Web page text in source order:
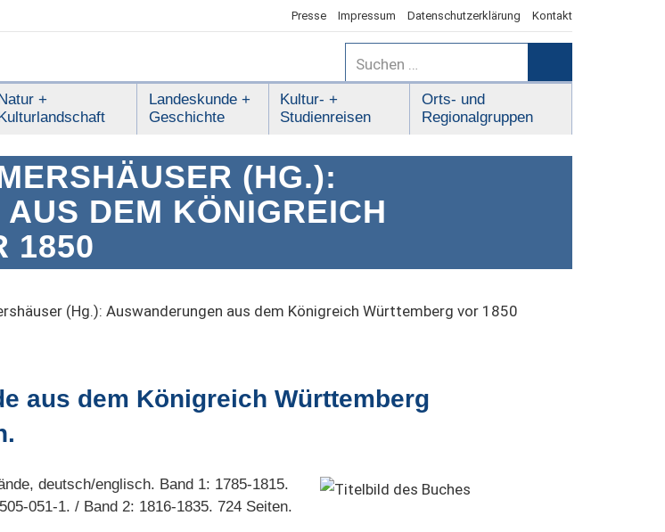
Presse Impressum Datenschutzerklärung Kontakt
Suchen
nach:
+
Landeskunde +
Geschichte
Kultur- +
Studienreisen
Orts- und
Regionalgruppen
(HG.):
DEM KÖNIGREICH
1850
(Hg.): Auswanderungen aus dem Königreich Württemberg vor 1850
aus dem Königreich Württemberg
deutsch/englisch. Band 1: 1785-1815.
051-1. / Band 2: 1816-1835. 724 Seiten.